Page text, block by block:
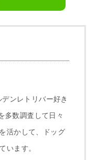
ンレトリバー好き
多数調査して日々
活かして、ドッグ
います。